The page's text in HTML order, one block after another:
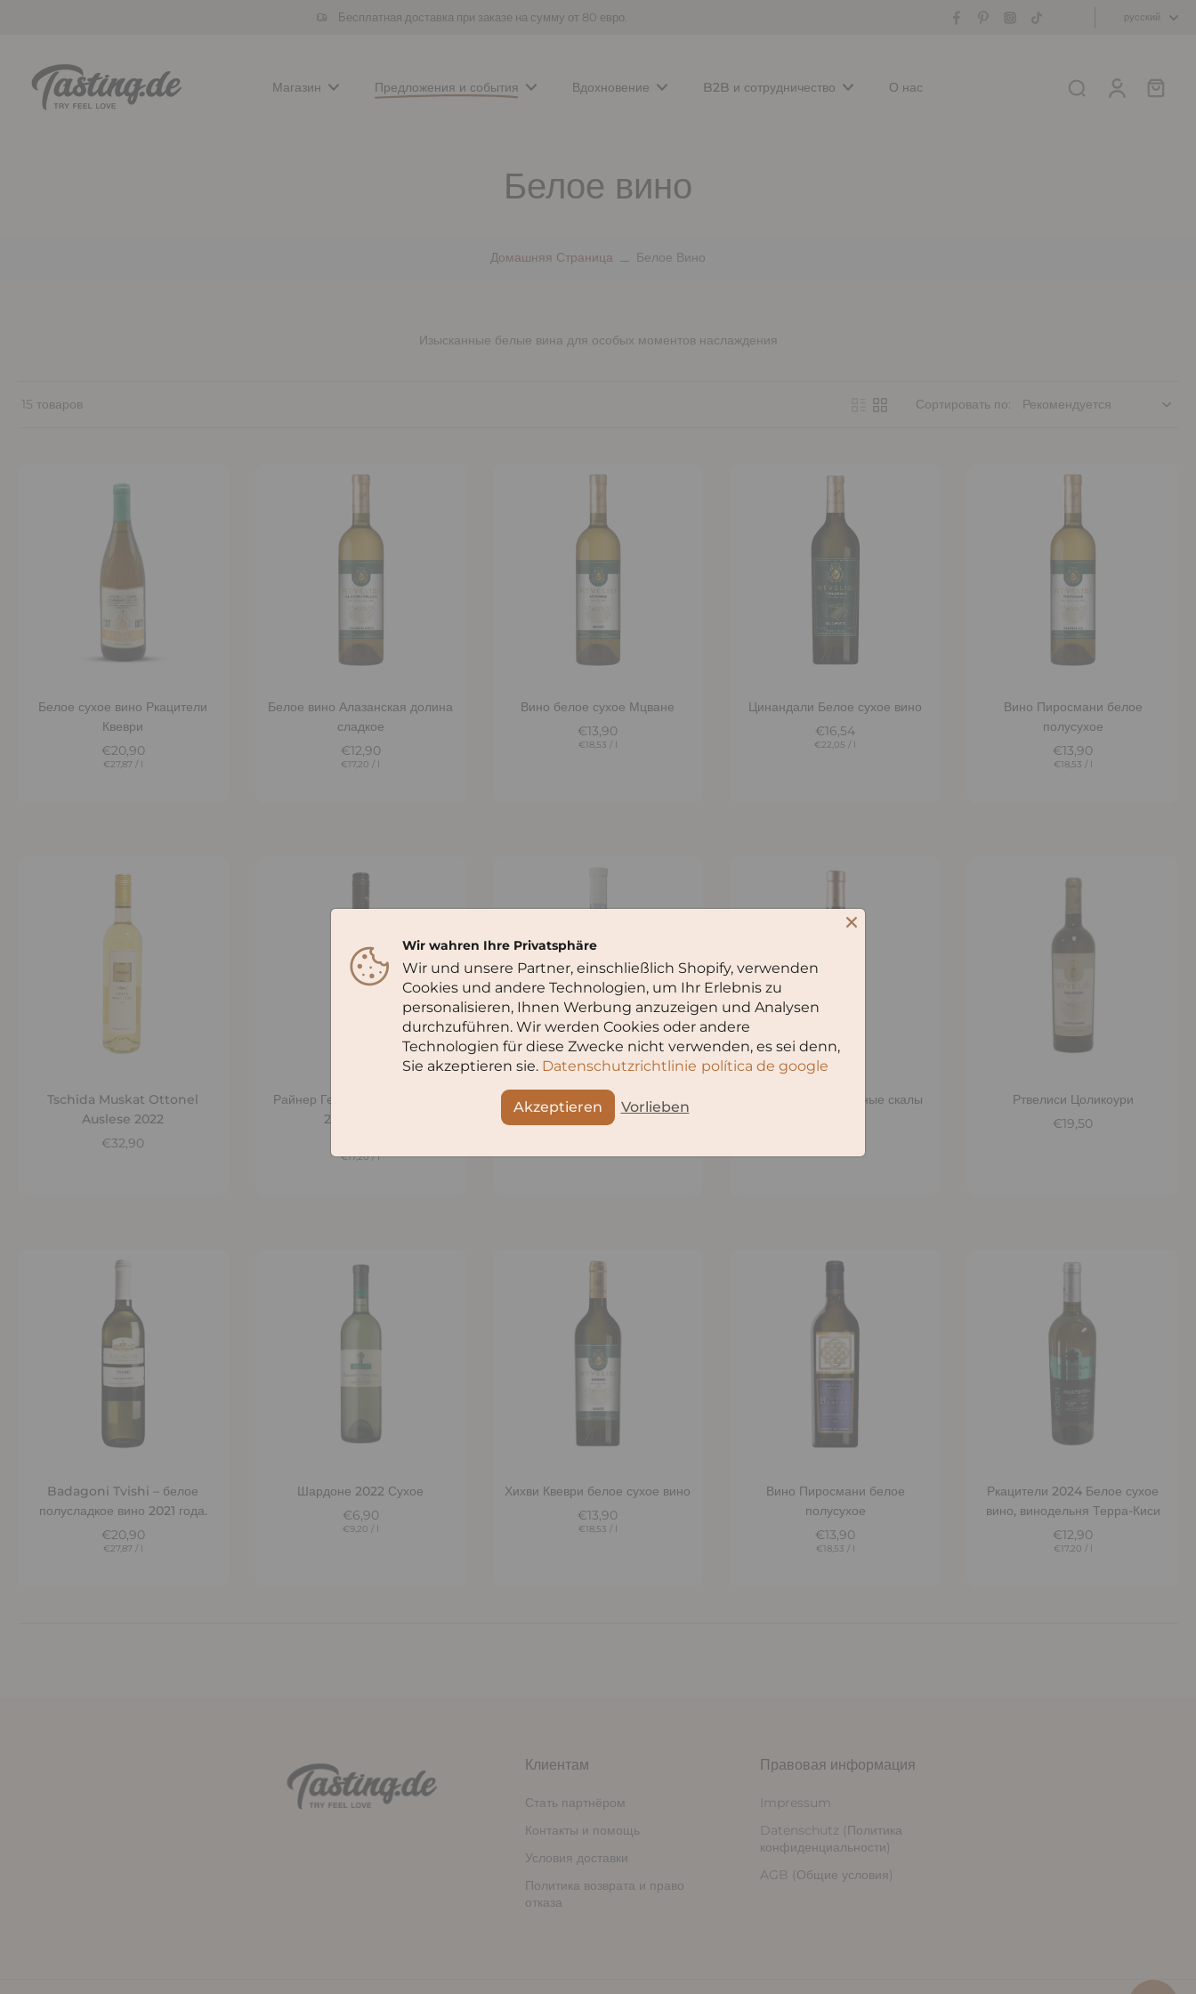
Бесплатная доставка при заказе на сумму от 80 евро. русский
Магазин Предложения и события Вдохновение B2B и сотрудничество О нас
Белое вино
Домашняя Страница Белое Вино
Изысканные белые вина для особых моментов наслаждения
15 товаров Сортировать по:
Белое сухое вино Ркацители
Квеври
€20,90
€27,87 /
Белое вино Алазанская долина
сладкое
€12,90
€17,20 /
Вино белое сухое Мцване
€13,90
€18,53 /
Цинандали Белое сухое вино
€16,54
€22,05 /
Вино Пиросмани белое
полусухое
€13,90
€18,53 /
Tschida Muskat Ottonel
Auslese 2022
€32,90
Добавить в корзину
Райнер Гельбер Мускателлер
2022- Сухой
€17,20/ l
Добавить в корзину
Хихви Квеври белое сухое вино
€21,90
Добавить в корзину
Киси Сан Вино Черные скалы
Ртвелиси Цоликоури
€19,50
Badagoni Tvishi – белое
полусладкое вино 2021 года.
€20,90
€27,87 /
Шардоне 2022 Сухое
€6,90
€9,20 /
Хихви Квеври белое сухое вино
€13,90
€18,53 /
Вино Пиросмани белое
полусухое
€13,90
€18,53 /
Ркацители 2024 Белое сухое
вино, винодельня Терра-Киси
€12,90
€17,20 /
Клиентам
Стать партнёром
Контакты и помощь
Условия доставки
Политика возврата и право
отказа
Правовая информация
Impressum
Datenschutz (Политика
конфиденциальности)
AGB (Общие условия)
Wir wahren Ihre Privatsphäre
Wir und unsere Partner, einschließlich Shopify, verwenden
Cookies und andere Technologien, um Ihr Erlebnis zu
personalisieren, Ihnen Werbung anzuzeigen und Analysen
durchzuführen. Wir werden Cookies oder andere
Technologien für diese Zwecke nicht verwenden, es sei denn,
Sie akzeptieren sie. Datenschutzrichtlinie política de google
Akzeptieren Vorlieben